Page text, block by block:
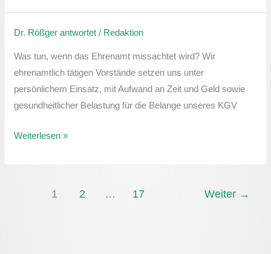
Dr. Rößger antwortet / Redaktion
Was tun, wenn das Ehrenamt missachtet wird? Wir
ehrenamtlich tätigen Vorstände setzen uns unter
persönlichem Einsatz, mit Aufwand an Zeit und Geld sowie
gesundheitlicher Belastung für die Belange unseres KGV
Störung
Weiterlesen »
1 2 … 17 Weiter →